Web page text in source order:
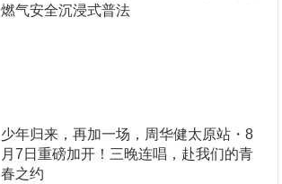
燃气安全沉浸式普法
少年归来，再加一场，周华健太原站・8
月7日重磅加开！三晚连唱，赴我们的青
春之约